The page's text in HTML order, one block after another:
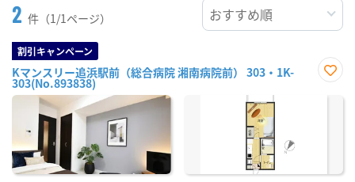
2 件（1/1ページ）
割引キャンペーン
Kマンスリー追浜駅前（総合病院 湘南病院前） 303・1K-
303(No.893838)
に入